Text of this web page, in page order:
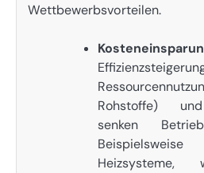
Wettbewerbsvorteilen.
Rohstoffe)
senken